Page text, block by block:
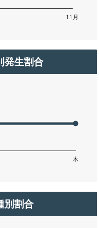
発生割合
別割合